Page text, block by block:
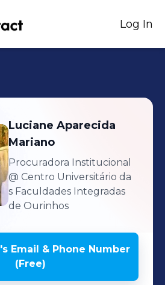
Log In
Luciane Aparecida
Mariano
Procuradora Institucional
@ Centro Universitário da
s Faculdades Integradas
de Ourinhos
's Email & Phone Number
(Free)